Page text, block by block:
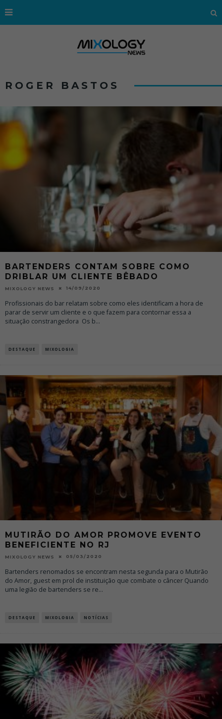
ROGER BASTOS
BARTENDERS CONTAM SOBRE COMO
DRIBLAR UM CLIENTE BÊBADO
MIXOLOGY NEWS 14/09/2020
Profissionais do bar relatam sobre como eles identificam a hora de
parar de servir um cliente e o que fazem para contornar essa a
situação constrangedora Os b...
DESTAQUE MIXOLOGIA
MUTIRÃO DO AMOR PROMOVE EVENTO
BENEFICIENTE NO RJ
MIXOLOGY NEWS 05/03/2020
Bartenders renomados se encontram nesta segunda para o Mutirão
do Amor, guest em prol de instituição que combate o câncer Quando
uma legião de bartenders se re...
DESTAQUE MIXOLOGIA NOTÍCIAS